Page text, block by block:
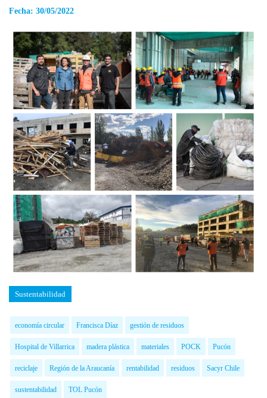
Fecha: 30/05/2022
Sustentabilidad
economía circular Francisca Díaz gestión de residuos
Hospital de Villarrica madera plástica materiales POCK Pucón
reciclaje Región de la Araucanía rentabilidad residuos Sacyr Chile
sustentabilidad TOL Pucón